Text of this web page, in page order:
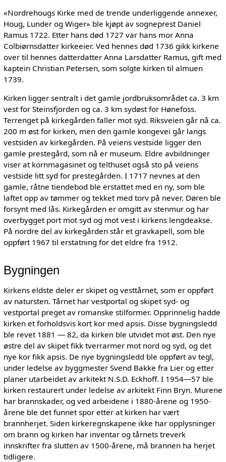
«Nordrehougs Kirke med de trende underliggende annexer,
Houg, Lunder og Wiger» ble kjøpt av sogneprest Daniel
Ramus 1722. Etter hans død 1727 var hans mor Anna
Colbiørnsdatter kirkeeier. Ved hennes død 1736 gikk kirkene
over til hennes datterdatter Anna Larsdatter Ramus, gift med
kaptein Christian Petersen, som solgte kirken til almuen
1739.
Kirken ligger sentralt i det gamle jordbruksområdet ca. 3 km
vest for Steinsfjorden og ca. 3 km sydøst for Hønefoss.
Terrenget på kirkegården faller mot syd. Riksveien går nå ca.
200 m øst for kirken, men den gamle kongevei går langs
vestsiden av kirkegården. På veiens vestside ligger den
gamle prestegård, som nå er museum. Eldre avbildninger
viser at kornmagasinet og telthuset også sto på veiens
vestside litt syd for prestegården. I 1717 nevnes at den
gamle, råtne tiendebod ble erstattet med en ny, som ble
laftet opp av tømmer og tekket med torv på never. Døren ble
forsynt med lås. Kirkegården er omgitt av stenmur og har
overbygget port mot syd og mot vest i kirkens lengdeakse.
På nordre del av kirkegården står et gravkapell, som ble
oppført 1967 til erstatning for det eldre fra 1912.
Bygningen
Kirkens eldste deler er skipet og vesttårnet, som er oppført
av natursten. Tårnet har vestportal og skipet syd- og
vestportal preget av romanske stilformer. Opprinnelig hadde
kirken et forholdsvis kort kor med apsis. Disse bygningsledd
ble revet 1881 — 82, da kirken ble utvidet mot øst. Den nye
østre del av skipet fikk tverrarmer mot nord og syd, og det
nye kor fikk apsis. De nye bygningsledd ble oppført av tegl,
under ledelse av byggmester Svend Bakke fra Lier og etter
planer utarbeidet av arkitekt N.S.D. Eckhoff. I 1954—57 ble
kirken restaurert under ledelse av arkitekt Finn Bryn. Murene
har brannskader, og ved arbeidene i 1880-årene og 1950-
årene ble det funnet spor etter at kirken har vært
brannherjet. Siden kirkeregnskapene ikke har opplysninger
om brann og kirken har inventar og tårnets treverk
innskrifter fra slutten av 1500-årene, må brannen ha herjet
tidligere.